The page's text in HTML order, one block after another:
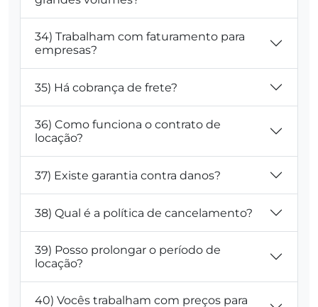
34) Trabalham com faturamento para
empresas?
35) Há cobrança de frete?
36) Como funciona o contrato de
locação?
37) Existe garantia contra danos?
38) Qual é a política de cancelamento?
39) Posso prolongar o período de
locação?
40) Vocês trabalham com preços para